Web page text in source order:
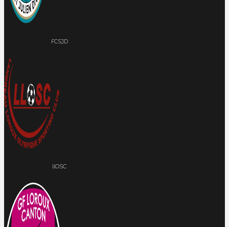
FCSJD
llOSC